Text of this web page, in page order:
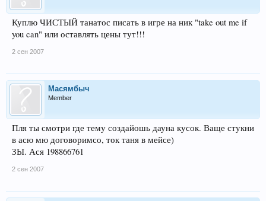
Куплю ЧИСТЫЙ танатос писать в игре на ник "take out me if
you can" или оставлять цены тут!!!
2 сен 2007
Масямбыч
Member
Пля ты смотри где тему создайошь дауна кусок. Ваще стукни
в асю мю договоримсо, ток таня в мейсе)
ЗЫ. Ася 198866761
2 сен 2007